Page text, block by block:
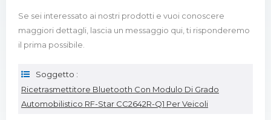
Se sei interessato ai nostri prodotti e vuoi conoscere
maggiori dettagli, lascia un messaggio qui, ti risponderemo
il prima possibile.
Soggetto :
Ricetrasmettitore Bluetooth Con Modulo Di Grado
Automobilistico RF-Star CC2642R-Q1 Per Veicoli